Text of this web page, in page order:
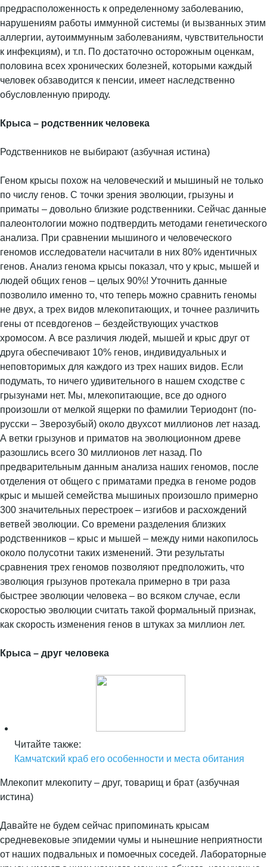
предрасположенность к определенному заболеванию,
нарушениям работы иммунной системы (и вызванных этим
аллергии, аутоиммунным заболеваниям, чувствительности
к инфекциям), и т.п. По достаточно осторожным оценкам,
половина всех хронических болезней, которыми каждый
человек обзаводится к пенсии, имеет наследственно
обусловленную природу.
Крыса – родственник человека
Родственников не выбирают (азбучная истина)
Геном крысы похож на человеческий и мышиный не только
по числу генов. С точки зрения эволюции, грызуны и
приматы – довольно близкие родственники. Сейчас данные
палеонтологии можно подтвердить методами генетического
анализа. При сравнении мышиного и человеческого
геномов исследователи насчитали в них 80% идентичных
генов. Анализ генома крысы показал, что у крыс, мышей и
людей общих генов – целых 90%! Уточнить данные
позволило именно то, что теперь можно сравнить геномы
не двух, а трех видов млекопитающих, и точнее различить
гены от псевдогенов – бездействующих участков
хромосом. А все различия людей, мышей и крыс друг от
друга обеспечивают 10% генов, индивидуальных и
неповторимых для каждого из трех наших видов. Если
подумать, то ничего удивительного в нашем сходстве с
грызунами нет. Мы, млекопитающие, все до одного
произошли от мелкой ящерки по фамилии Териодонт (по-
русски – Зверозубый) около двухсот миллионов лет назад.
А ветки грызунов и приматов на эволюционном древе
разошлись всего 30 миллионов лет назад. По
предварительным данным анализа наших геномов, после
отделения от общего с приматами предка в геноме родов
крыс и мышей семейства мышиных произошло примерно
300 значительных перестроек – изгибов и расхождений
ветвей эволюции. Со времени разделения близких
родственников – крыс и мышей – между ними накопилось
около полусотни таких изменений. Эти результаты
сравнения трех геномов позволяют предположить, что
эволюция грызунов протекала примерно в три раза
быстрее эволюции человека – во всяком случае, если
скоростью эволюции считать такой формальный признак,
как скорость изменения генов в штуках за миллион лет.
Крыса – друг человека
Читайте также:
Камчатский краб его особенности и места обитания
Млекопит млекопиту – друг, товарищ и брат (азбучная
истина)
Давайте не будем сейчас припоминать крысам
средневековые эпидемии чумы и нынешние неприятности
от наших подвальных и помоечных соседей. Лабораторные